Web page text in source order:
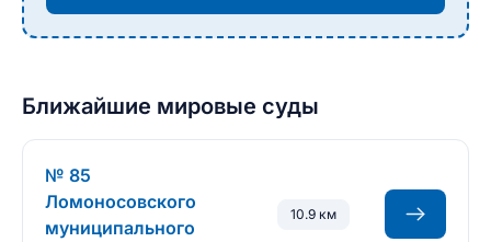
Ближайшие мировые суды
№ 85
Ломоносовского
муниципального
10.9 км